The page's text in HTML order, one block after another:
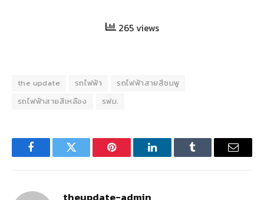
265 views
the update รถไฟฟ้า
รถไฟฟ้าสายสีชมพู
รถไฟฟ้าสายสีเหลือง
รฟม.
FacebookTwitter Pinterest LinkedInTumblr Email